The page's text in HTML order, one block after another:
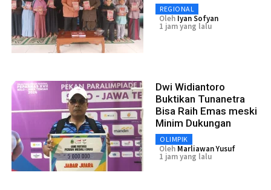
REGIONAL
Oleh Iyan Sofyan
1 jam yang lalu
Dwi Widiantoro
Buktikan Tunanetra
Bisa Raih Emas meski
Minim Dukungan
OLIMPIK
Oleh Marliawan Yusuf
1 jam yang lalu